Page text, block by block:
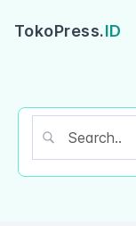
TokoPress.ID